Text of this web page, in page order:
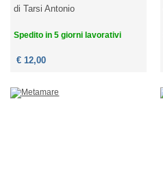
diTarsi Antonio
Spedito in 5 giorni lavorativi
€ 12,00